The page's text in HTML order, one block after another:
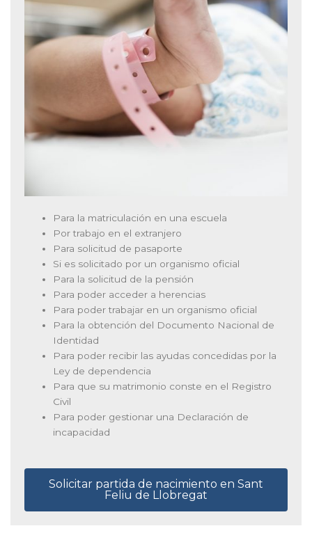
Para la matriculación en una escuela
Por trabajo en el extranjero
Para solicitud de pasaporte
Si es solicitado por un organismo oficial
Para la solicitud de la pensión
Para poder acceder a herencias
Para poder trabajar en un organismo oficial
Para la obtención del Documento Nacional de
Identidad
Para poder recibir las ayudas concedidas por la
Ley de dependencia
Para que su matrimonio conste en el Registro
Civil
Para poder gestionar una Declaración de
incapacidad
Solicitar partida de nacimiento en Sant
Feliu de Llobregat